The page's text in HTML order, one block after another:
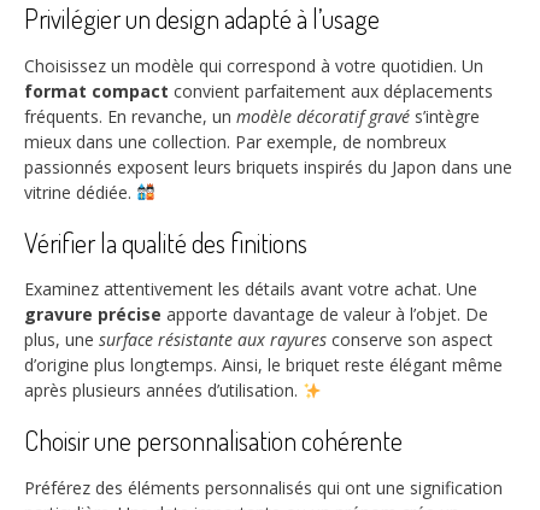
Privilégier un design adapté à l’usage
Choisissez un modèle qui correspond à votre quotidien. Un
format compact convient parfaitement aux déplacements
fréquents. En revanche, un modèle décoratif gravé s’intègre
mieux dans une collection. Par exemple, de nombreux
passionnés exposent leurs briquets inspirés du Japon dans une
vitrine dédiée.
Vérifier la qualité des finitions
Examinez attentivement les détails avant votre achat. Une
gravure précise apporte davantage de valeur à l’objet. De
plus, une surface résistante aux rayures conserve son aspect
d’origine plus longtemps. Ainsi, le briquet reste élégant même
après plusieurs années d’utilisation.
Choisir une personnalisation cohérente
Préférez des éléments personnalisés qui ont une signification